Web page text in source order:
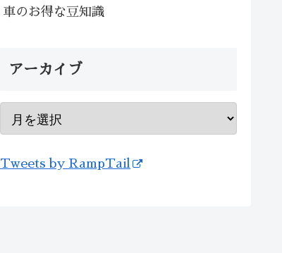
車のお得な豆知識
アーカイブ
Tweets by RampTail